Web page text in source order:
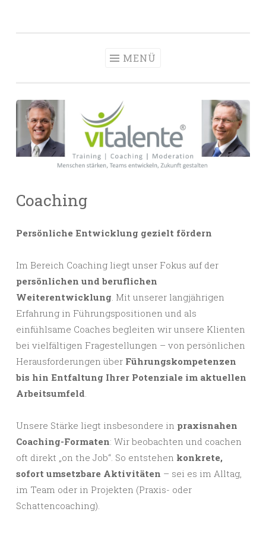
MENÜ
Coaching
Persönliche Entwicklung gezielt fördern
Im Bereich Coaching liegt unser Fokus auf der
persönlichen und beruflichen
Weiterentwicklung. Mit unserer langjährigen
Erfahrung in Führungspositionen und als
einfühlsame Coaches begleiten wir unsere Klienten
bei vielfältigen Fragestellungen – von persönlichen
Herausforderungen über Führungskompetenzen
bis hin Entfaltung Ihrer Potenziale im aktuellen
Arbeitsumfeld.
Unsere Stärke liegt insbesondere in praxisnahen
Coaching-Formaten: Wir beobachten und coachen
oft direkt „on the Job“. So entstehen konkrete,
sofort umsetzbare Aktivitäten – sei es im Alltag,
im Team oder in Projekten (Praxis- oder
Schattencoaching).